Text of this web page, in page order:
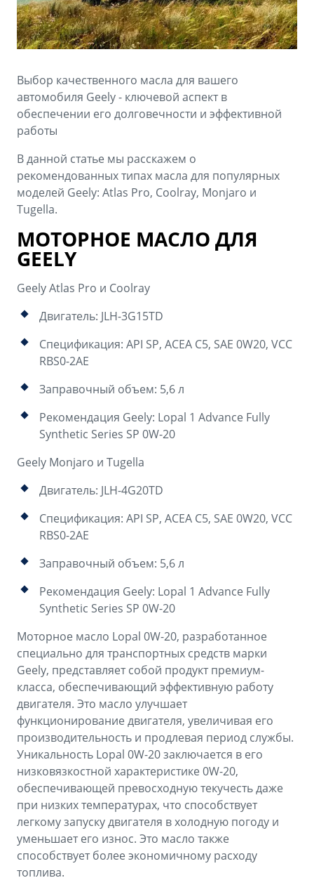
от 3 429 990 ₽* от 4 349 990 ₽*
PREFACE
от 3 079 990 ₽*
GEELY EX5
от 3 769 990 ₽*
Аксессуары
Зарядные устройства
ФИНАНСЫ И УСЛУГИ
Автокредит
Расчет КАСКО
Страхование
GEELY Лизинг
Советы по эксплуатации
Спецпредложения
ПОДДЕРЖКА
Помощь на дорогах
Гарантия Geely
Сервисная книжка
Вопросы и ответы
Выбор качественного масла для вашего
автомобиля Geely - ключевой аспект в
обеспечении его долговечности и эффективной
работы
В данной статье мы расскажем о
рекомендованных типах масла для популярных
моделей Geely: Atlas Pro, Coolray, Monjaro и
Tugella.
МОТОРНОЕ МАСЛО ДЛЯ
GEELY
Geely Atlas Pro и Coolray
Двигатель: JLH-3G15TD
Спецификация: API SP, ACEA C5, SAE 0W20, VCC
RBS0-2AE
Заправочный объем: 5,6 л
Рекомендация Geely: Lopal 1 Advance Fully
Synthetic Series SP 0W-20
Geely Monjaro и Tugella
Двигатель: JLH-4G20TD
Спецификация: API SP, ACEA C5, SAE 0W20, VCC
RBS0-2AE
Заправочный объем: 5,6 л
Рекомендация Geely: Lopal 1 Advance Fully
Synthetic Series SP 0W-20
Моторное масло Lopal 0W-20, разработанное
специально для транспортных средств марки
Geely, представляет собой продукт премиум-
класса, обеспечивающий эффективную работу
двигателя. Это масло улучшает
функционирование двигателя, увеличивая его
производительность и продлевая период службы.
Уникальность Lopal 0W-20 заключается в его
низковязкостной характеристике 0W-20,
обеспечивающей превосходную текучесть даже
при низких температурах, что способствует
легкому запуску двигателя в холодную погоду и
уменьшает его износ. Это масло также
способствует более экономичному расходу
топлива.